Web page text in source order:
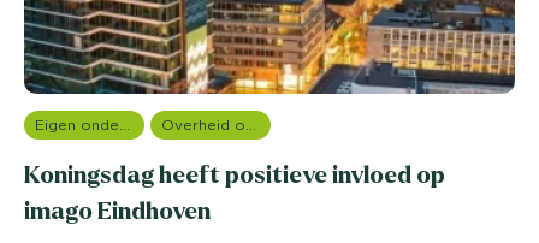
Koningsdag heeft positieve invloed op
imago Eindhoven